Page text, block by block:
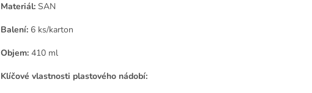
Materiál: SAN
Balení: 6 ks/karton
Objem: 410 ml
Klíčové vlastnosti plastového nádobí: